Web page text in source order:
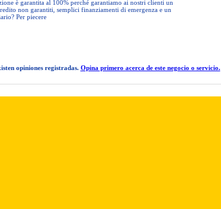
è garantita al 100% perché garantiamo ai nostri clienti un
non garantiti, semplici finanziamenti di emergenza e un
Per piecere
opiniones registradas. Opina primero acerca de este negocio o servicio.